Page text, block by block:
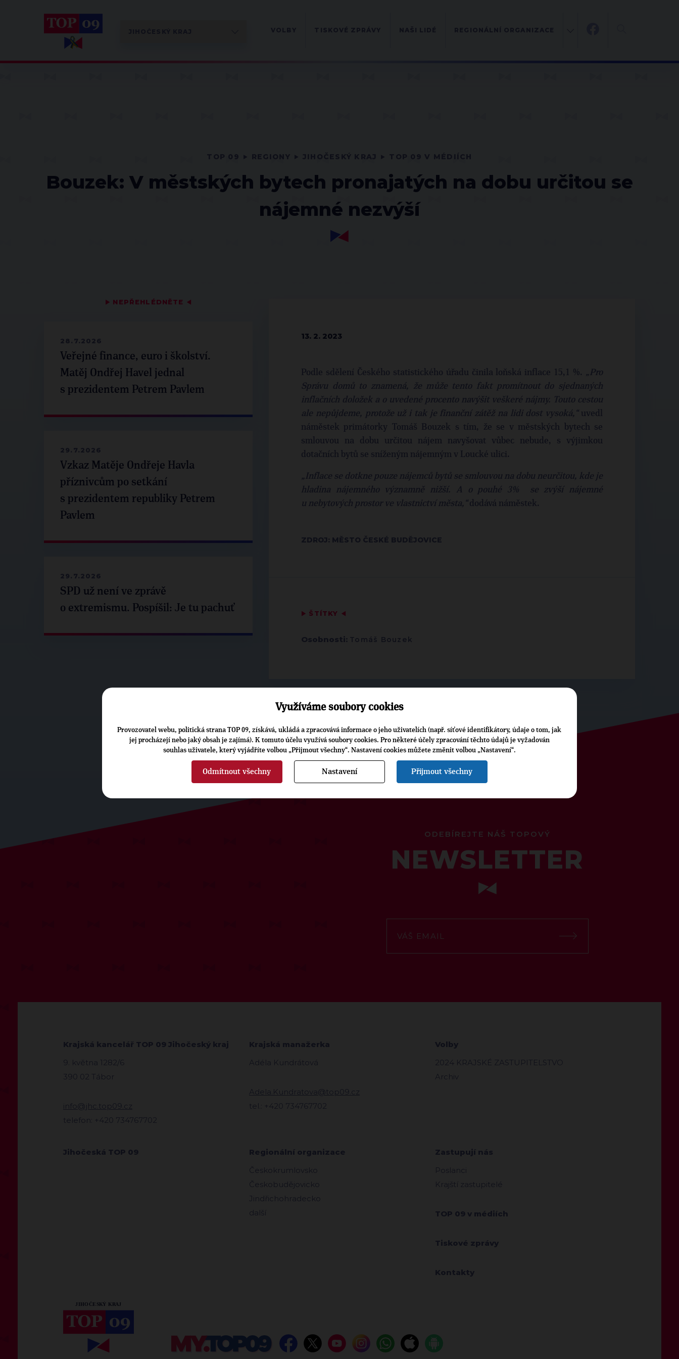
Bouzek: V městských bytech pronajatých na dobu určitou se
nájemné nezvýší
▶ NEPŘEHLÉDNĚTE ◀
28.7.2026
Veřejné finance, euro i školství.
Matěj Ondřej Havel jednal
s prezidentem Petrem Pavlem
29.7.2026
Vzkaz Matěje Ondřeje Havla
příznivcům po setkání
s prezidentem republiky Petrem
Pavlem
29.7.2026
SPD už není ve zprávě
o extremismu. Pospíšil: Je tu pachuť
13. 2. 2023
Podle sdělení Českého statistického úřadu činila loňská inflace 15,1 %. „Pro
Správu domů to znamená, že může tento fakt promítnout do sjednaných
inflačních doložek a o uvedené procento navýšit veškeré nájmy. Touto cestou
ale nepůjdeme, protože už i tak je finanční zátěž na lidi dost vysoká,“uvedl
náměstek primátorky Tomáš Bouzek s tím, že se v městských bytech se
smlouvou na dobu určitou nájem navyšovat vůbec nebude, s výjimkou
dotačních bytů se sníženým nájemným v Loucké ulici.
„Inflace se dotkne pouze nájemců bytů se smlouvou na dobu neurčitou, kde je
hladina nájemného významně nižší. A o pouhé 3% se zvýší nájemné
u nebytových prostor ve vlastnictví města,“dodává náměstek.
ZDROJ: MĚSTO ČESKÉ BUDĚJOVICE
▶ ŠTÍTKY ◀
Osobnosti: Tomáš Bouzek
ODEBÍREJTE NÁŠ TOPOVÝ
NEWSLETTER
Krajská kancelář TOP 09 Jihočeský kraj
9. května 1282/6
390 02 Tábor
info@jhc.top09.cz
telefon: +420 734767702
Krajská manažerka
Adéla Kundrátová
Adela.Kundratova@top09.cz
tel.: +420 734767702
Volby
2024 KRAJSKÉ ZASTUPITELSTVO
Archiv
Jihočeská TOP 09
Regionální organizace
Českokrumlovsko
Českobudějovicko
Jindřichohradecko
další
Zastupují nás
Poslanci
Krajští zastupitelé
TOP 09 v médiích
Tiskové zprávy
Kontakty
Využíváme soubory cookies
Provozovatel webu, politická strana TOP 09, získává, ukládá a zpracovává informace o jeho uživatelích (např. síťové identifikátory, údaje o tom, jak
jej procházejí nebo jaký obsah je zajímá). K tomuto účelu využívá soubory cookies. Pro některé účely zpracování těchto údajů je vyžadován
souhlas uživatele, který vyjádříte volbou „Přijmout všechny“. Nastavení cookies můžete změnit volbou „Nastavení“.
Odmítnout všechny Nastavení Přijmout všechny